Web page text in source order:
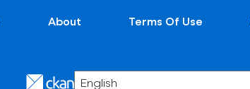
About Terms Of Use